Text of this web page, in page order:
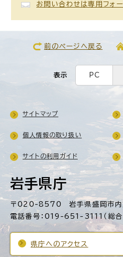
お問い合わせは専用フォ
前のページへ戻る
表示 PC
岩手県庁
〒020-8570 岩手県盛岡市内
電話番号：019-651-3111（総合
県庁へのアクセス
サイトマップ
個人情報の取り扱い
サイトの利用ガイド